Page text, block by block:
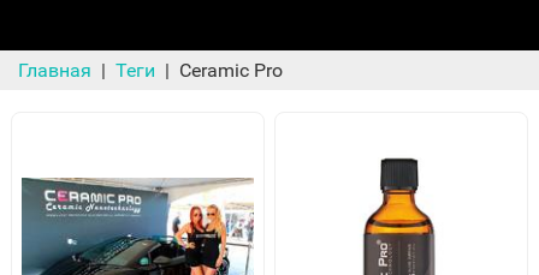
Главная Теги Ceramic Pro